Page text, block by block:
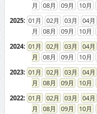
08
09 10
2025: 01 02 03 04
08
09 10
2024: 01 02 03 04
08
09 10
2023: 01 02 03 04
08
09 10
2022: 01 02 03 04
08
09 10